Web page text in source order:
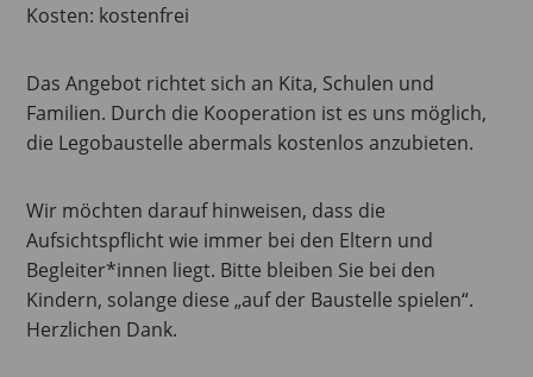
Kosten: kostenfrei
Das Angebot richtet sich an Kita, Schulen und
Familien. Durch die Kooperation ist es uns möglich,
die Legobaustelle abermals kostenlos anzubieten.
Wir möchten darauf hinweisen, dass die
Aufsichtspflicht wie immer bei den Eltern und
Begleiter*innen liegt. Bitte bleiben Sie bei den
Kindern, solange diese „auf der Baustelle spielen“.
Herzlichen Dank.